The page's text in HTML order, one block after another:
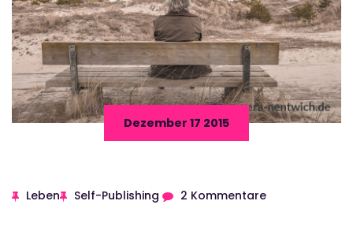
Dezember 17 2015
Leben Self-Publishing 2 Kommentare